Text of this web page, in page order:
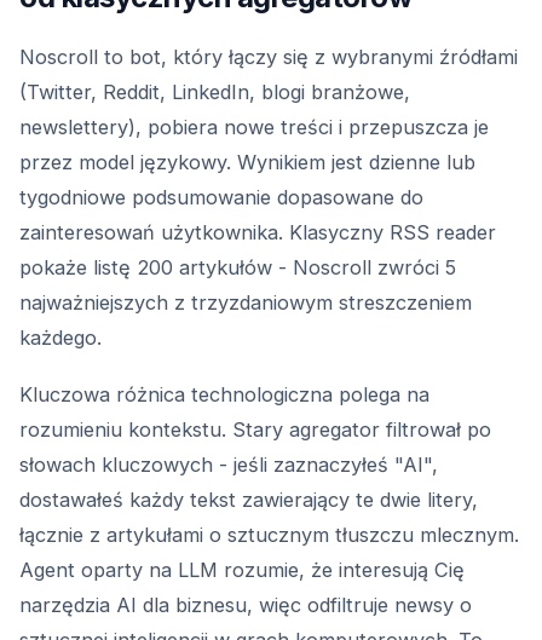
Noscroll to bot, który łączy się z wybranymi źródłami
(Twitter, Reddit, LinkedIn, blogi branżowe,
newslettery), pobiera nowe treści i przepuszcza je
przez model językowy. Wynikiem jest dzienne lub
tygodniowe podsumowanie dopasowane do
zainteresowań użytkownika. Klasyczny RSS reader
pokaże listę 200 artykułów - Noscroll zwróci 5
najważniejszych z trzyzdaniowym streszczeniem
każdego.
Kluczowa różnica technologiczna polega na
rozumieniu kontekstu. Stary agregator filtrował po
słowach kluczowych - jeśli zaznaczyłeś "AI",
dostawałeś każdy tekst zawierający te dwie litery,
łącznie z artykułami o sztucznym tłuszczu mlecznym.
Agent oparty na LLM rozumie, że interesują Cię
narzędzia AI dla biznesu, więc odfiltruje newsy o